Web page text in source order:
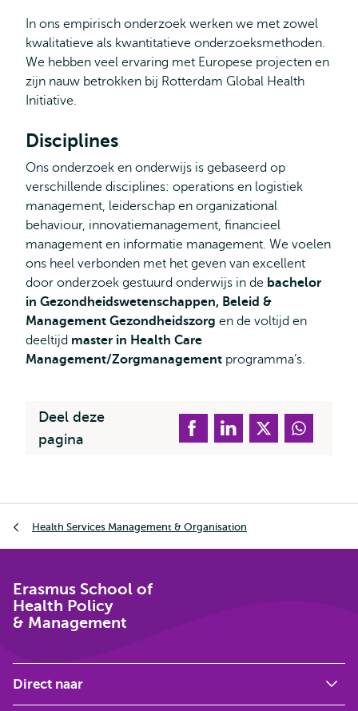
In ons empirisch onderzoek werken we met zowel
kwalitatieve als kwantitatieve onderzoeksmethoden.
We hebben veel ervaring met Europese projecten en
zijn nauw betrokken bij Rotterdam Global Health
Initiative.
Disciplines
Ons onderzoek en onderwijs is gebaseerd op
verschillende disciplines: operations en logistiek
management, leiderschap en organizational
behaviour, innovatiemanagement, financieel
management en informatie management. We voelen
ons heel verbonden met het geven van excellent
door onderzoek gestuurd onderwijs in de bachelor
in Gezondheidswetenschappen, Beleid &
Management Gezondheidszorg en de voltijd en
deeltijd master in Health Care
Management/Zorgmanagement programma’s.
Deel deze
pagina
Health Services Management & Organisation
Erasmus School of
Health Policy
& Management
Direct naar